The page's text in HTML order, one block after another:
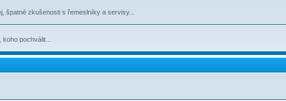
špatné zkušenosti s řemeslníky a servisy...
pochválit...